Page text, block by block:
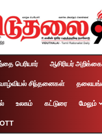
பெரியார் ஆசிரியர் அறிக்கை
சிந்தனைகள்
உலகம் கட்டுரை மேலும்
OTT